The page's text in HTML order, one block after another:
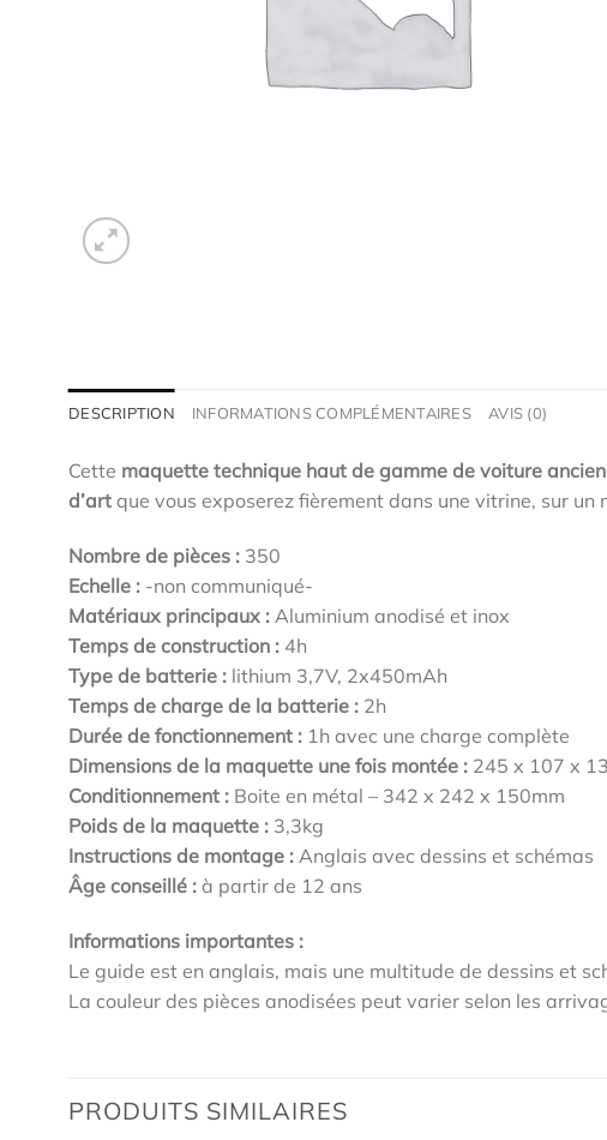
DESCRIPTION INFORMATIONS COMPLÉMENTAIRES AVIS (0)
Cette maquette technique haut de gamme de voiture
d’art que vous exposerez fièrement dans une vitrine, sur
Nombre de pièces : 350
Echelle : -non communiqué-
Matériaux principaux : Aluminium anodisé et inox
Temps de construction : 4h
Type de batterie : lithium 3,7V, 2x450mAh
Temps de charge de la batterie : 2h
Durée de fonctionnement : 1h avec une charge complète
Dimensions de la maquette une fois montée : 245 x 107 x
Conditionnement : Boite en métal – 342 x 242 x 150mm
Poids de la maquette : 3,3kg
Instructions de montage : Anglais avec dessins et schémas
Âge conseillé : à partir de 12 ans
Informations importantes :
Le guide est en anglais, mais une multitude de dessins et
La couleur des pièces anodisées peut varier selon les
PRODUITS SIMILAIRES